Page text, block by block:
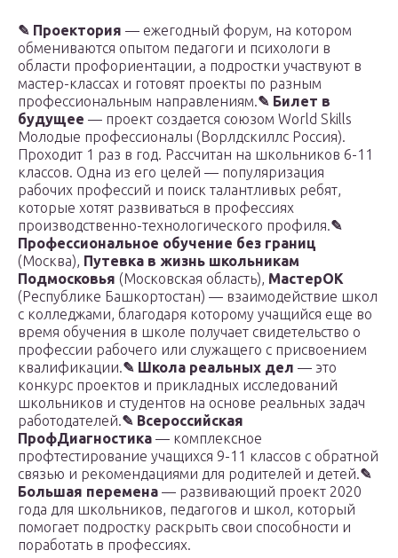
✎ Проектория — ежегодный форум, на котором
обмениваются опытом педагоги и психологи в
области профориентации, а подростки участвуют в
мастер-классах и готовят проекты по разным
профессиональным направлениям.✎ Билет в
будущее — проект создается союзом World Skills
Молодые профессионалы (Ворлдскиллс Россия).
Проходит 1 раз в год. Рассчитан на школьников 6-11
классов. Одна из его целей — популяризация
рабочих профессий и поиск талантливых ребят,
которые хотят развиваться в профессиях
производственно-технологического профиля.✎
Профессиональное обучение без границ
(Москва), Путевка в жизнь школьникам
Подмосковья (Московская область), МастерОК
(Республике Башкортостан) — взаимодействие школ
с колледжами, благодаря которому учащийся еще во
время обучения в школе получает свидетельство о
профессии рабочего или служащего с присвоением
квалификации.✎ Школа реальных дел — это
конкурс проектов и прикладных исследований
школьников и студентов на основе реальных задач
работодателей.✎ Всероссийская
ПрофДиагностика — комплексное
профтестирование учащихся 9-11 классов с обратной
связью и рекомендациями для родителей и детей.✎
Большая перемена — развивающий проект 2020
года для школьников, педагогов и школ, который
помогает подростку раскрыть свои способности и
поработать в профессиях.